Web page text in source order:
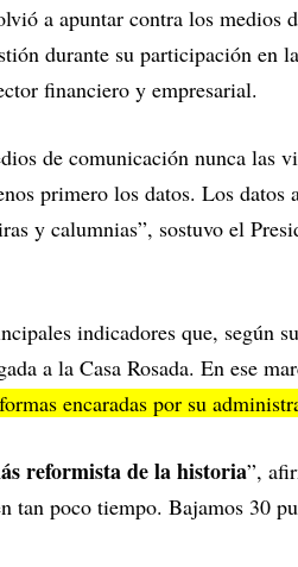
a apuntar contra los medios
durante su participación en la
financiero y empresarial.
de comunicación nunca las
primero los datos. Los datos
y calumnias”, sostuvo el
indicadores que, según
a la Casa Rosada. En ese
encaradas por su
reformista de la historia”,
tan poco tiempo. Bajamos 30